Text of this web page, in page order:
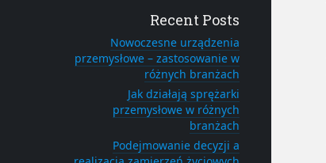
Recent Posts
Nowoczesne urządzenia
przemysłowe – zastosowanie w
różnych branżach
Jak działają sprężarki
przemysłowe w różnych
branżach
Podejmowanie decyzji a